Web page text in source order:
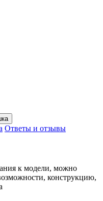
Ответы и отзывы
к модели, можно
конструкцию,